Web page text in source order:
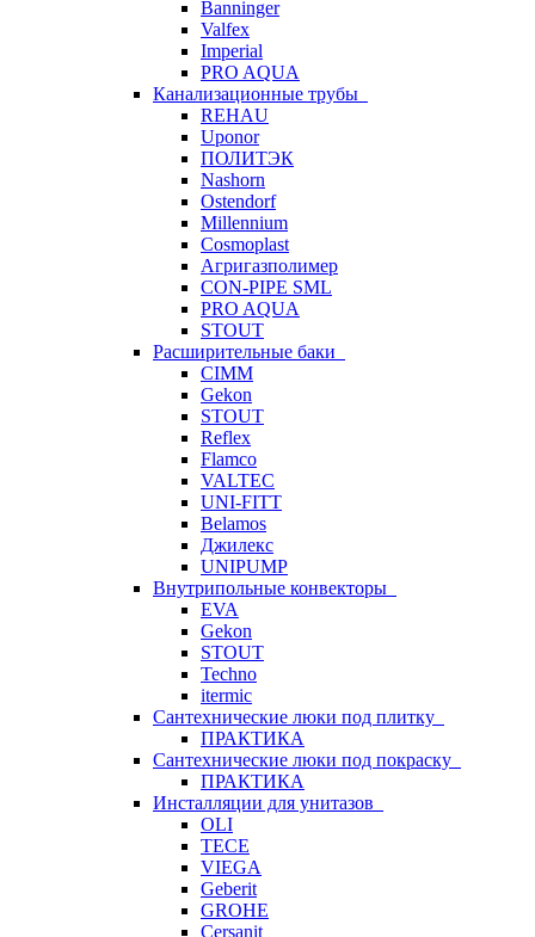
Banninger
Valfex
Imperial
PRO AQUA
Канализационные трубы
REHAU
Uponor
ПОЛИТЭК
Nashorn
Ostendorf
Millennium
Cosmoplast
Агригазполимер
CON-PIPE SML
PRO AQUA
STOUT
Расширительные баки
CIMM
Gekon
STOUT
Reflex
Flamco
VALTEC
UNI-FITT
Belamos
Джилекс
UNIPUMP
Внутрипольные конвекторы
EVA
Gekon
STOUT
Techno
itermic
Сантехнические люки под плитку
ПРАКТИКА
Сантехнические люки под покраску
ПРАКТИКА
Инсталляции для унитазов
OLI
TECE
VIEGA
Geberit
GROHE
Cersanit